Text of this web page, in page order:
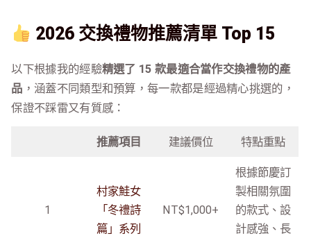
2026 交換禮物推薦清單 Top 15
以下根據我的經驗精選了 15 款最適合當作交換禮物的產
品 ，涵蓋不同類型和預算，每一款都是經過精心挑選的，
保證不踩雷又有質感：
推薦項目 建議價位 特點重點
1
村家鮭女
「冬禮詩
篇」系列
NT$1,000+
根據節慶訂
製相關氛圍
的款式、設
計感強、長